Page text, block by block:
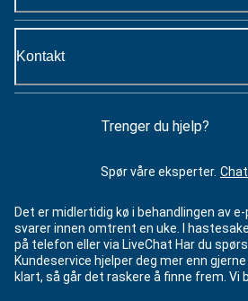
Kontakt
Trenger du hjelp?
Spør våre eksperter.
Det er midlertidig kø i behandlingen av
svarer innen omtrent en uke. I
på telefon eller via LiveChat Har du
Kundeservice hjelper deg mer enn
klart, så går det raskere å finne frem. Vi